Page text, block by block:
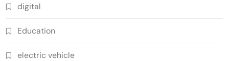
digital
Education
electric vehicle